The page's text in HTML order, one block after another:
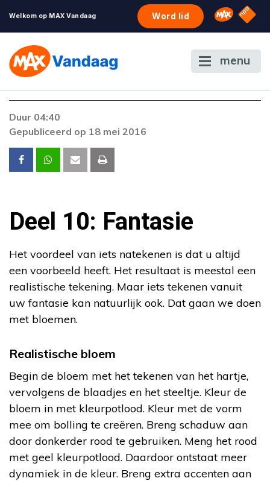
Welkom op MAX Vandaag Word lid Omroep
NPO
menu
Duur 04:40
Gepubliceerd op 18 mei 2016
Deel 10: Fantasie
Het voordeel van iets natekenen is dat u altijd
een voorbeeld heeft. Het resultaat is meestal een
realistische tekening. Maar iets tekenen vanuit
uw fantasie kan natuurlijk ook. Dat gaan we doen
met bloemen.
Realistische bloem
Begin de bloem met het tekenen van het hartje,
vervolgens de blaadjes en het steeltje. Kleur de
bloem in met kleurpotlood. Kleur met de vorm
mee om bolling te creëren. Breng schaduw aan
door donkerder rood te gebruiken. Meng het rood
met geel kleurpotlood. Daardoor ontstaat meer
dynamiek in de kleur. Breng extra accenten aan